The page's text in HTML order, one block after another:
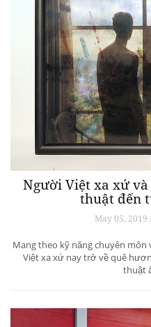
Người Việt xa xứ
thuật đến
May 05, 2019
Mang theo kỹ năng chuyên
Việt xa xứ nay trở về quê
thuật